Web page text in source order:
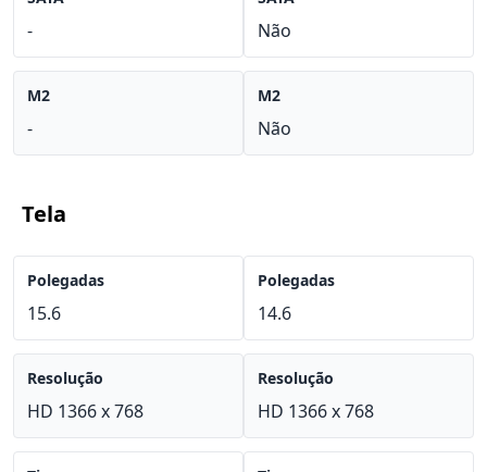
-
M2
-
Não
M2
Não
Tela
Polegadas
15.6
Resolução
HD 1366 x 768
Polegadas
14.6
Resolução
HD 1366 x 768